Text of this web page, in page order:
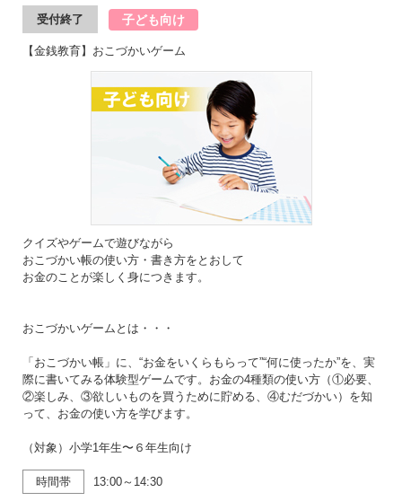
受付終了 子ども向け
【金銭教育】おこづかいゲーム
クイズやゲームで遊びながら
おこづかい帳の使い方・書き方をとおして
お金のことが楽しく身につきます。
おこづかいゲームとは・・・
「おこづかい帳」に、“お金をいくらもらって”“何に使ったか”を、実
際に書いてみる体験型ゲームです。お金の4種類の使い方（①必要、
②楽しみ、③欲しいものを買うために貯める、④むだづかい）を知
って、お金の使い方を学びます。
（対象）小学1年生〜６年生向け
時間帯 13:00～14:30